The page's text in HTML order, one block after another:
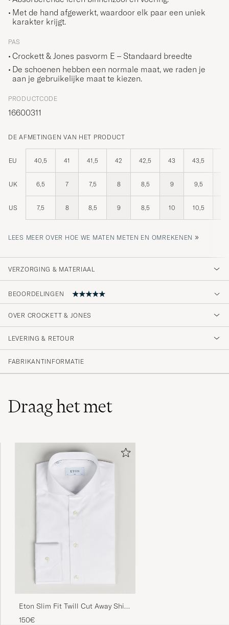
Met de hand afgewerkt, waardoor elk paar een uniek
karakter krijgt.
PAS
Crockett & Jones pasvorm E – Standaard breedte
De schoenen hebben een normale maat, we raden je
aan je gebruikelijke maat te kiezen.
PRODUCTCODE
16600311
DE AFMETINGEN VAN HET PRODUCT
EU 40,5 41 41,5 42 42,5 43 43,5
UK 6,5 7 7,5 8 8,5 9 9,5
US 7,5 8 8,5 9 8,5 10 10,5
LEES MEER OVER HOE WE MATEN METEN EN OMREKENEN »
VERZORGING & MATERIAAL
BEOORDELINGEN
Grymma skor
ERIK L GEKOCHT OP OP CAREOFCARL.SE
OVER CROCKETT & JONES
LEVERING & RETOUR
FABRIKANTINFORMATIE
Draag het met
Eton Slim Fit Twill Cut Away Shirt
White
150€